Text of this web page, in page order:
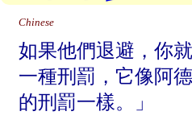
Chinese
如果他們退避，你
一種刑罰，它像阿
的刑罰一樣。」